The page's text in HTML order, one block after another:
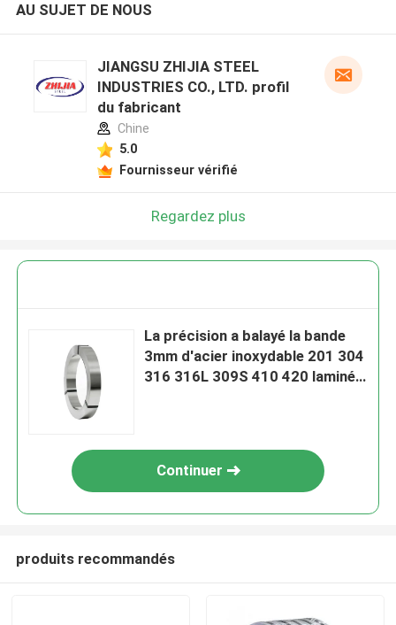
AU SUJET DE NOUS
JIANGSU ZHIJIA STEEL
INDUSTRIES CO., LTD. profil
du fabricant
Chine
5.0
Fournisseur vérifié
Regardez plus
La précision a balayé la bande
3mm d'acier inoxydable 201 304
316 316L 309S 410 420 laminés
Continuer
produits recommandés